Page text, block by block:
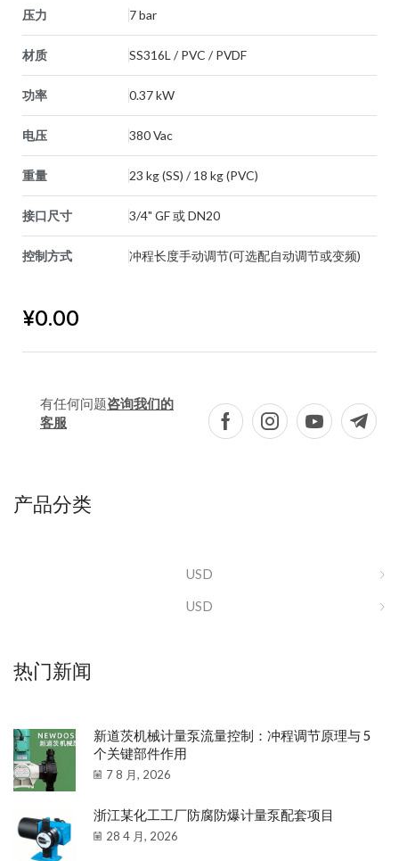
压力 7 bar
材质 SS316L / PVC / PVDF
功率 0.37 kW
电压 380 Vac
重量 23 kg (SS) / 18 kg (PVC)
接口尺寸 3/4" GF 或 DN20
控制方式 冲程长度手动调节(可选配自动调节或变频)
¥0.00
有任何问题咨询我们的
客服
产品分类
USD
USD
热门新闻
新道茨机械计量泵流量控制：冲程调节原理与 5
个关键部件作用
7 8 月, 2026
浙江某化工工厂防腐防爆计量泵配套项目
28 4 月, 2026